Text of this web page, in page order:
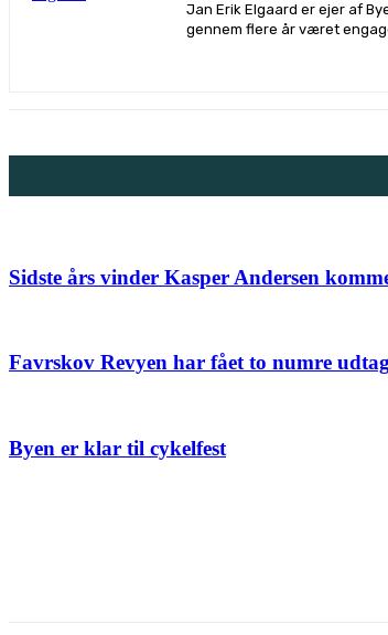
Jan Erik Elgaard er ejer af
gennem flere år været
Sidste års vinder Kasper Andersen
Favrskov Revyen har fået to numre
Byen er klar til cykelfest